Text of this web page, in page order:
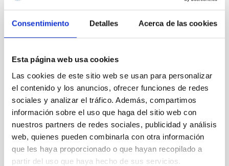
Consentimiento Detalles Acerca de las cookies
Esta página web usa cookies
Las cookies de este sitio web se usan para personalizar
el contenido y los anuncios, ofrecer funciones de redes
sociales y analizar el tráfico. Además, compartimos
información sobre el uso que haga del sitio web con
nuestros partners de redes sociales, publicidad y análisis
web, quienes pueden combinarla con otra información
que les haya proporcionado o que hayan recopilado a
partir del uso que haya hecho de sus servicios.
Datos técnicos
25 exposiciones de 1.200s en cada uno de los 3 filtros
estrechos Hα, SII y OIII con el Astrógrafo Sky Treasure Chest
(STC) de la UC3. Autor: D. López ©IAC
Astrofísica Física estelar e interestelar (FEEI)
It may interest you